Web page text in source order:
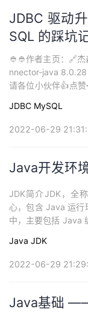
JDBC 驱动
SQL 的踩坑
👲👲作者主页：🔗
nnector-java 8.0.28
请各位小伙伴👍点
是把连接器切换到
JDBC MySQL
2022-06-29
Java开发环
JDK简介JDK，全
心，包含 Java 运
中，主要包括 Java
成字节码；jar：打
c：文档生成器...
Java JDK
2022-06-29
Java基础